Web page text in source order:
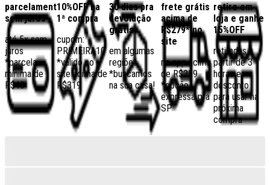
parcelamento
sem juros
até 5x sem
juros
*parcela
mínima de
R$40
10%OFF na
1ª compra
cupom:
PRIMEIRA10
*válido no
site acima de
R$319
30 dias pra
devolução
grátis
em algumas
regiões,
*buscamos
na sua casa!
frete grátis
acima de
R$279* no
site
no app acima
de R$259
*opção
expressa pra
SP
retire em
loja e ganhe
15%OFF
retiradas a
partir de 3
horas e
desconto
para usar na
próxima
compra